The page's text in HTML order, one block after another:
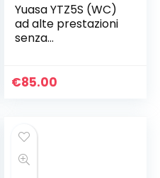
Yuasa YTZ5S (WC)
ad alte prestazioni
senza
€85.00